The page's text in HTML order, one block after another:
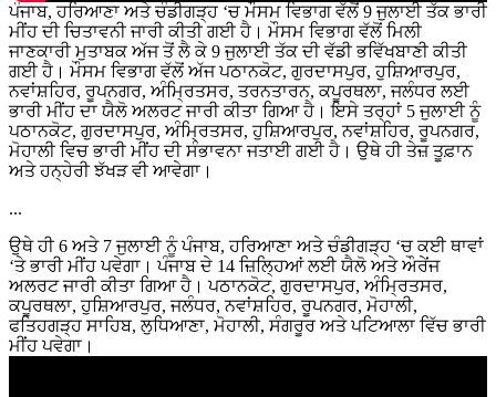
ਪੰਜਾਬ, ਹਰਿਆਣਾ ਅਤੇ ਚੰਡੀਗੜ੍ਹ ‘ਚ ਮੌਸਮ ਵਿਭਾਗ ਵੱਲੋਂ 9 ਜੁਲਾਈ ਤੱਕ ਭਾਰੀ
ਮੀਂਹ ਦੀ ਚਿਤਾਵਨੀ ਜਾਰੀ ਕੀਤੀ ਗਈ ਹੈ। ਮੌਸਮ ਵਿਭਾਗ ਵੱਲੋਂ ਮਿਲੀ
ਜਾਣਕਾਰੀ ਮੁਤਾਬਕ ਅੱਜ ਤੋਂ ਲੈ ਕੇ 9 ਜੁਲਾਈ ਤੱਕ ਦੀ ਵੱਡੀ ਭਵਿੱਖਬਾਣੀ ਕੀਤੀ
ਗਈ ਹੈ। ਮੌਸਮ ਵਿਭਾਗ ਵੱਲੋਂ ਅੱਜ ਪਠਾਨਕੋਟ, ਗੁਰਦਾਸਪੁਰ, ਹੁਸ਼ਿਆਰਪੁਰ,
ਨਵਾਂਸ਼ਹਿਰ, ਰੂਪਨਗਰ, ਅੰਮ੍ਰਿਤਸਰ, ਤਰਨਤਾਰਨ, ਕਪੂਰਥਲਾ, ਜਲੰਧਰ ਲਈ
ਭਾਰੀ ਮੀਂਹ ਦਾ ਯੈਲੋ ਅਲਰਟ ਜਾਰੀ ਕੀਤਾ ਗਿਆ ਹੈ। ਇਸੇ ਤਰ੍ਹਾਂ 5 ਜੁਲਾਈ ਨੂੰ
ਪਠਾਨਕੋਟ, ਗੁਰਦਾਸਪੁਰ, ਅੰਮ੍ਰਿਤਸਰ, ਹੁਸ਼ਿਆਰਪੁਰ, ਨਵਾਂਸ਼ਹਿਰ, ਰੂਪਨਗਰ,
ਮੋਹਾਲੀ ਵਿਚ ਭਾਰੀ ਮੀਂਹ ਦੀ ਸੰਭਾਵਨਾ ਜਤਾਈ ਗਈ ਹੈ। ਉਥੇ ਹੀ ਤੇਜ਼ ਤੂਫ਼ਾਨ
ਅਤੇ ਹਨ੍ਹੇਰੀ ਝੱਖੜ ਵੀ ਆਵੇਗਾ।
...
ਉਥੇ ਹੀ 6 ਅਤੇ 7 ਜੁਲਾਈ ਨੂੰ ਪੰਜਾਬ, ਹਰਿਆਣਾ ਅਤੇ ਚੰਡੀਗੜ੍ਹ ‘ਚ ਕਈ ਥਾਵਾਂ
‘ਤੇ ਭਾਰੀ ਮੀਂਹ ਪਵੇਗਾ। ਪੰਜਾਬ ਦੇ 14 ਜ਼ਿਲ੍ਹਿਆਂ ਲਈ ਯੈਲੋ ਅਤੇ ਔਰੇਂਜ
ਅਲਰਟ ਜਾਰੀ ਕੀਤਾ ਗਿਆ ਹੈ। ਪਠਾਨਕੋਟ, ਗੁਰਦਾਸਪੁਰ, ਅੰਮ੍ਰਿਤਸਰ,
ਕਪੂਰਥਲਾ, ਹੁਸ਼ਿਆਰਪੁਰ, ਜਲੰਧਰ, ਨਵਾਂਸ਼ਹਿਰ, ਰੂਪਨਗਰ, ਮੋਹਾਲੀ,
ਫਤਿਹਗੜ੍ਹ ਸਾਹਿਬ, ਲੁਧਿਆਣਾ, ਮੋਹਾਲੀ, ਸੰਗਰੂਰ ਅਤੇ ਪਟਿਆਲਾ ਵਿੱਚ ਭਾਰੀ
ਮੀਂਹ ਪਵੇਗਾ।